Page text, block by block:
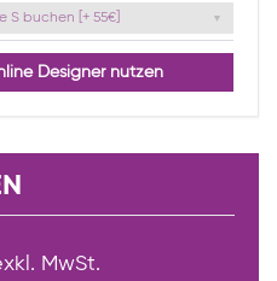
S buchen [+ 55€]
Designer nutzen
MwSt.